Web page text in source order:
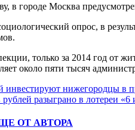
в городе Москва
опрос, в
только за 2014 год от
около пяти тысяч
инвестируют нижегородцы в
разыграно в лотереи «6
ОТ АВТОРА